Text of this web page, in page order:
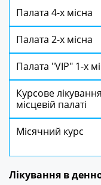
Палата 4-х місна
Палата 2-х місна
Палата "VIP" 1-х
Курсове
місцевій палаті
Місячний курс
Лікування в